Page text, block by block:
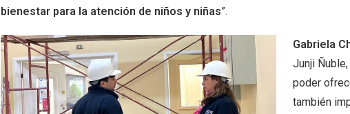
bienestar para la atención de niños y niñas”.
Gabriela
Junji
poder
también